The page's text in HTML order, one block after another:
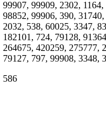
99907, 99909, 2302,
98852, 99906, 390,
2032, 538, 60025, 3347,
182101, 724, 79128,
264675, 420259, 275777,
79127, 797, 99908, 3348,
586